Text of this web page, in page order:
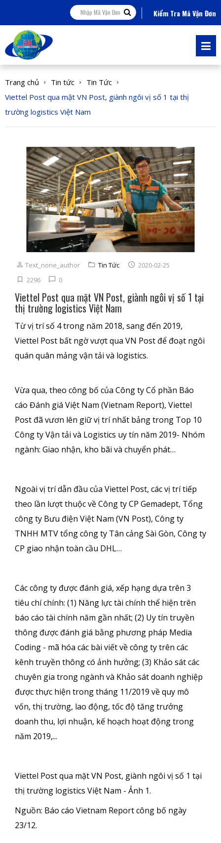
Kiểm Tra Mã Vận Đơn
Trang chủ Tin tức
Tin Tức
Viettel Post qua mặt VN Post, giành ngôi vị số 1 tại thị
trường logistics Việt Nam
Text_none_author Tin Tức
2020-02-25
2296
0
Viettel Post qua mặt VN Post, giành ngôi vị số 1 tại
thị trường logistics Việt Nam
Từ vị trí số 4 trong năm 2018, sang đến 2019,
Viettel Post bất ngờ vượt qua VN Post để đoạt ngôi
quán quân mảng vận tải và logistics.
Vừa qua, theo công bố của Công ty Cổ phần Báo
cáo Đánh giá Việt Nam (Vietnam Report), Viettel
Post đã vươn lên giữ vị trí nhất bảng trong Top 10
Công ty Vận tải và Logistics uy tín năm 2019- Nhóm
ngành: Giao nhận, kho bãi và chuyển phát…
Ngoài vị trí dẫn đầu của Viettel Post, các vị trí tiếp
theo lần lượt thuộc về Công ty CP Gemadept, Tổng
công ty Bưu điện Việt Nam (VN Post), Công ty
TNHH MTV tổng công ty Tân cảng Sài Gòn, Công ty
CP giao nhận toàn cầu DHL…
Các công ty được đánh giá, xếp hạng dựa trên 3
tiêu chí chính: (1) Năng lực tài chính thể hiện trên
báo cáo tài chính năm gần nhất; (2) Uy tín truyền
thông được đánh giá bằng phương pháp Media
Coding - mã hóa các bài viết về công ty trên các
kênh truyền thông có ảnh hưởng; (3) Khảo sát các
chuyên gia trong ngành và Khảo sát doanh nghiệp
được thực hiện trong tháng 11/2019 về quy mô
vốn, thị trường, lao động, tốc độ tăng trưởng
doanh thu, lợi nhuận, kế hoạch hoạt động trong
năm 2019,...
Viettel Post qua mặt VN Post, giành ngôi vị số 1 tại
thị trường logistics Việt Nam - Ảnh 1.
Nguồn: Báo cáo Vietnam Report công bố ngày
23/12.